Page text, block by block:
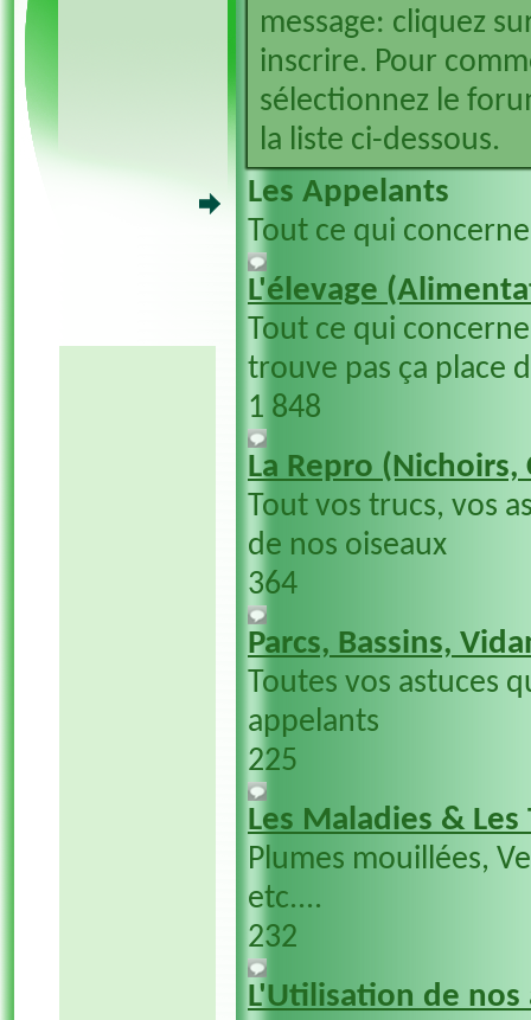
message: cliquez
inscrire. Pour
sélectionnez le
la liste ci-dessous.
Les Appelants
Tout ce qui
L'élevage
Tout ce qui
trouve pas ça place
1 848
La Repro
Tout vos trucs, vos
de nos oiseaux
364
Parcs, Bassins,
Toutes vos astuces
appelants
225
Les Maladies &
Plumes mouillées,
etc....
232
L'Utilisation de nos